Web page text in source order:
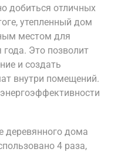
добиться отличных
утепленный дом
местом для
Это позволит
и создать
внутри помещений.
деревянного дома
4 раза,